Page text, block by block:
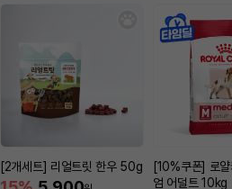
[2개세트] 리얼트릿 한우 50g
[10%쿠폰] 로
엄 어덜트 10kg